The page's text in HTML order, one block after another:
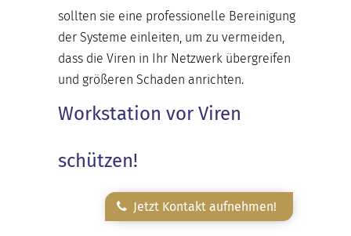
sollten sie eine professionelle Bereinigung
der Systeme einleiten, um zu vermeiden,
dass die Viren in Ihr Netzwerk übergreifen
und größeren Schaden anrichten.
Workstation vor Viren
schützen!
Jetzt Kontakt aufnehmen!